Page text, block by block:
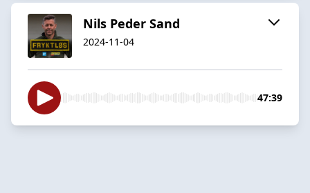
Nils Peder Sand
2024-11-04
47:39